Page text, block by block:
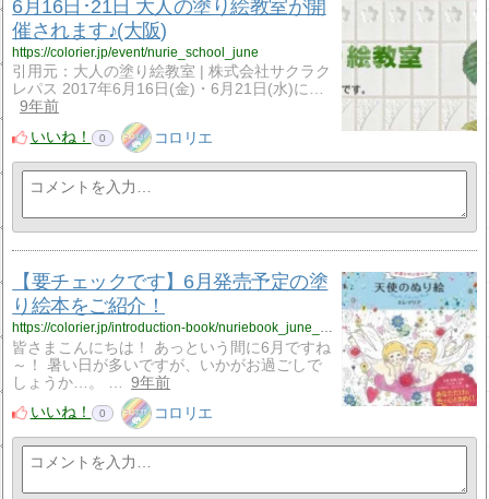
6月16日･21日 大人の塗り絵教室が開
催されます♪(大阪)
https://colorier.jp/event/nurie_school_june
引用元：大人の塗り絵教室 | 株式会社サクラク
レパス 2017年6月16日(金)・6月21日(水)に…
9年前
いいね！
0 コロリエ
【要チェックです】6月発売予定の塗
り絵本をご紹介！
https://colorier.jp/introduction-book/nuriebook_june_2017
皆さまこんにちは！ あっという間に6月ですね
～！ 暑い日が多いですが、いかがお過ごしで
しょうか…。 …
9年前
いいね！
0 コロリエ